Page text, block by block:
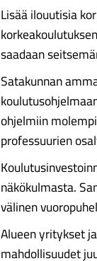
Lisää ilouutisia
saadaan
Satakunnan
ohjelmiin
professuurien
näkökulmasta.
välinen
Alueen yritykset
mahdollisuudet